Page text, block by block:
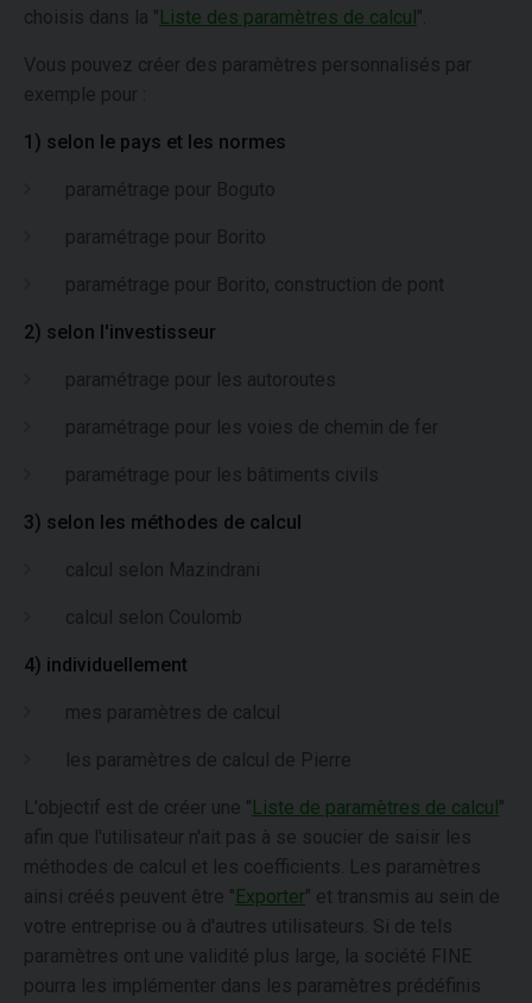
choisis dans la "Liste des paramètres de calcul".
Vous pouvez créer des paramètres personnalisés par
exemple pour :
1) selon le pays et les normes
paramétrage pour Boguto
paramétrage pour Borito
paramétrage pour Borito, construction de pont
2) selon l'investisseur
paramétrage pour les autoroutes
paramétrage pour les voies de chemin de fer
paramétrage pour les bâtiments civils
3) selon les méthodes de calcul
calcul selon Mazindrani
calcul selon Coulomb
4) individuellement
mes paramètres de calcul
les paramètres de calcul de Pierre
L'objectif est de créer une "Liste de paramètres de calcul"
afin que l'utilisateur n'ait pas à se soucier de saisir les
méthodes de calcul et les coefficients. Les paramètres
ainsi créés peuvent être "Exporter" et transmis au sein de
votre entreprise ou à d'autres utilisateurs. Si de tels
paramètres ont une validité plus large, la société FINE
pourra les implémenter dans les paramètres prédéfinis